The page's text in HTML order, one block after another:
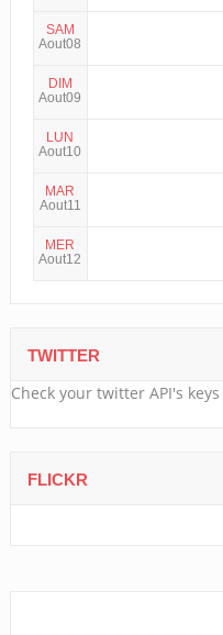
SAM
Aout08
DIM
Aout09
LUN
Aout10
MAR
Aout11
MER
Aout12
TWITTER
Check your twitter API's keys
FLICKR